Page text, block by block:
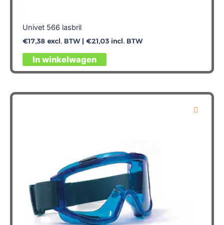
Univet 566 lasbril
€17,38excl. BTW | €21,03incl. BTW
In winkelwagen